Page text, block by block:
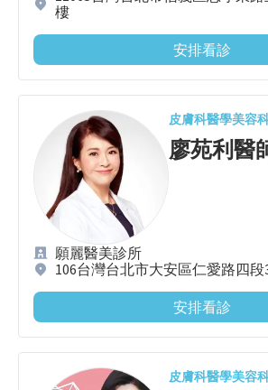
樓
安排看診
皮膚科醫學美容
廖苑利醫
願麗醫美診所
106台灣台北市大安區仁愛路四段
安排看診
皮膚科醫學美容